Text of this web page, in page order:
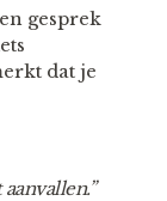
gesprek
dat je